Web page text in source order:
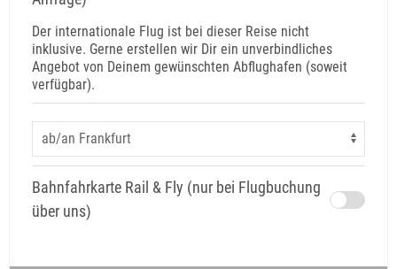
Der internationale Flug ist bei dieser Reise nicht
inklusive. Gerne erstellen wir Dir ein unverbindliches
Angebot von Deinem gewünschten Abflughafen (soweit
verfügbar).
Bahnfahrkarte Rail & Fly (nur bei Flugbuchung
über uns)